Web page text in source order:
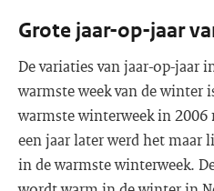
Grote jaar-op-jaar
De variaties van jaar-op-jaar
warmste week van de winter
warmste winterweek in 2006
een jaar later werd het maar
in de warmste winterweek.